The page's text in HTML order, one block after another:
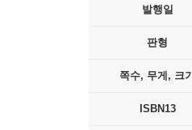
발행일
판형
쪽수, 무게, 크기
ISBN13